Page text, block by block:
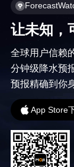
让未知，
全球用户信赖
分钟级降水预
预报精确到你
App Store